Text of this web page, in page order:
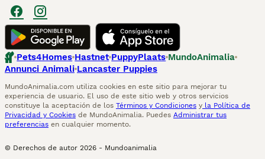
Pets4Homes Hastnet PuppyPlaats MundoAnimalia
Annunci Animali Lancaster Puppies
MundoAnimalia.com utiliza cookies en este sitio para mejorar tu
experiencia de usuario. El uso de este sitio web y otros servicios
constituye la aceptación de los Términos y Condiciones y la Política de
Privacidad y Cookies de MundoAnimalia. Puedes Administrar tus
preferencias en cualquier momento.
© Derechos de autor 2026 - Mundoanimalia